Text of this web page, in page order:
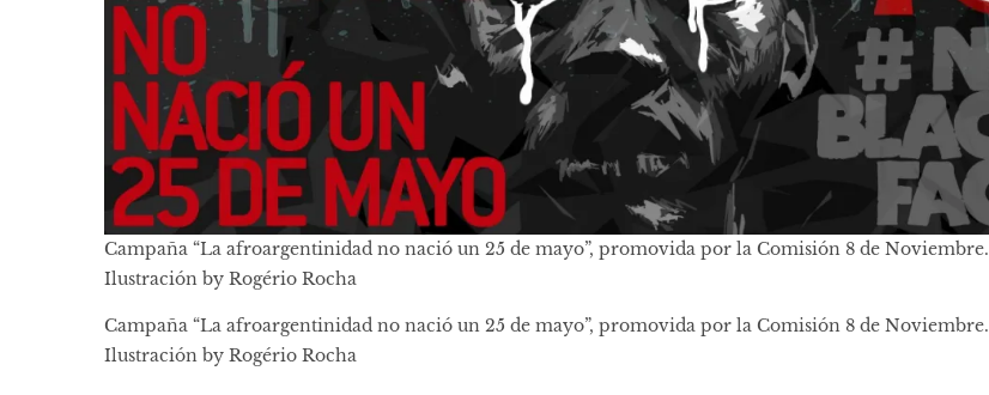
Campaña “La afroargentinidad no nació un 25 de mayo”, promovida por la Comisión 8 de Noviembre.
Ilustración by Rogério Rocha
Campaña “La afroargentinidad no nació un 25 de mayo”, promovida por la Comisión 8 de Noviembre.
Ilustración by Rogério Rocha